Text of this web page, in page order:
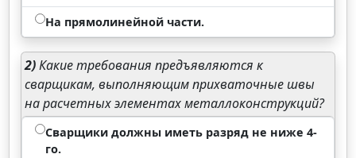
На прямолинейной части.
2)Какие требования предъявляются к
сварщикам, выполняющим прихваточные швы
на расчетных элементах металлоконструкций?
Сварщики должны иметь разряд не ниже 4-
го.